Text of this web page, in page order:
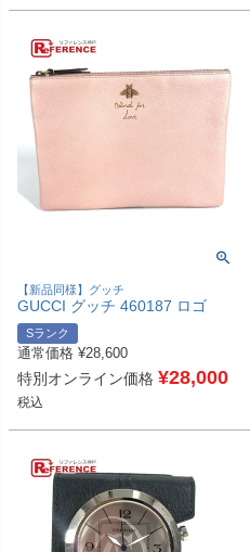
【新品同様】グッチ
GUCCI グッチ 460187 ロゴ
BEE アニマリエ ビー 蜂 ハチ
カバン セカンドバッグ ポーチ
クラッチバッグ レザー レディ
ース ピンク 新品同様 【中古】
Sランク
通常価格 ¥28,600
特別オンライン価格 ¥28,000
税込